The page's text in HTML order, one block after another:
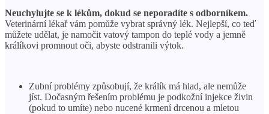
Neuchylujte se k lékům, dokud se neporadíte s odborníkem.
Veterinární lékař vám pomůže vybrat správný lék. Nejlepší, co teď
můžete udělat, je namočit vatový tampon do teplé vody a jemně
králíkovi promnout oči, abyste odstranili výtok.
Zubní problémy způsobují, že králík má hlad, ale nemůže
jíst. Dočasným řešením problému je podkožní injekce živin
(pokud to umíte) nebo nucené krmení drcenou a mletou